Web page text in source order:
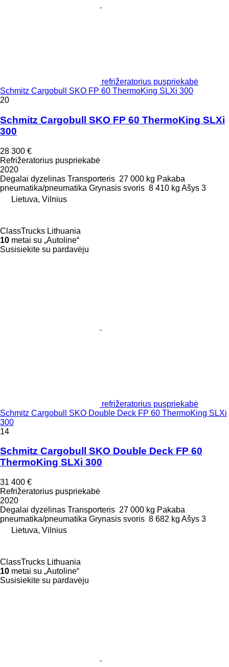
refrižeratorius puspriekabė
Schmitz Cargobull SKO FP 60 ThermoKing SLXi 300
20
Schmitz Cargobull SKO FP 60 ThermoKing SLXi
300
28 300 €
Refrižeratorius puspriekabė
2020
Degalai dyzelinas Transporteris 27 000 kg Pakaba
pneumatika/pneumatika Grynasis svoris 8 410 kg Ašys 3
Lietuva, Vilnius
ClassTrucks Lithuania
10 metai su „Autoline“
Susisiekite su pardavėju
refrižeratorius puspriekabė
Schmitz Cargobull SKO Double Deck FP 60 ThermoKing SLXi
300
14
Schmitz Cargobull SKO Double Deck FP 60
ThermoKing SLXi 300
31 400 €
Refrižeratorius puspriekabė
2020
Degalai dyzelinas Transporteris 27 000 kg Pakaba
pneumatika/pneumatika Grynasis svoris 8 682 kg Ašys 3
Lietuva, Vilnius
ClassTrucks Lithuania
10 metai su „Autoline“
Susisiekite su pardavėju